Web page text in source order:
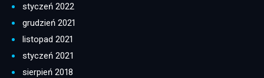
styczeń 2022
grudzień 2021
listopad 2021
styczeń 2021
sierpień 2018